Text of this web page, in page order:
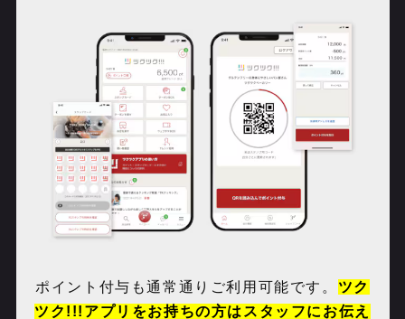
ポイント付与も通常通りご利用可能です。 ツク
ツク !!! アプリをお持ちの方はスタッフにお伝え